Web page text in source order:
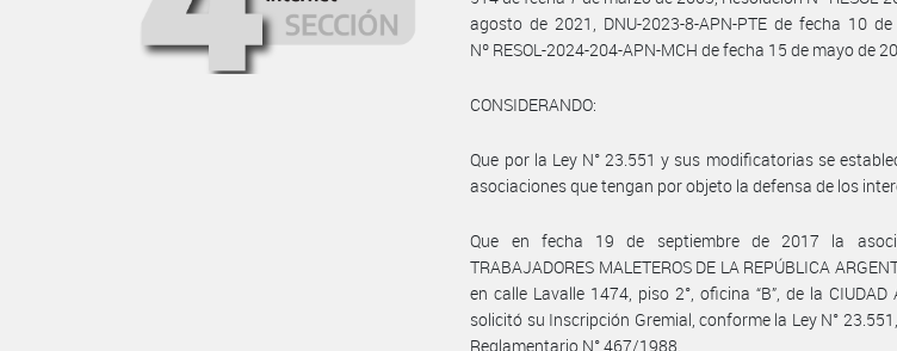
agosto de 2021, DNU-2023-8-APN-PTE de fecha 10
Nº RESOL-2024-204-APN-MCH de fecha 15 de mayo de
CONSIDERANDO:
Que por la Ley N° 23.551 y sus modificatorias se
asociaciones que tengan por objeto la defensa de los
Que en fecha 19 de septiembre de 2017 la
TRABAJADORES MALETEROS DE LA REPÚBLICA
en calle Lavalle 1474, piso 2°, oficina “B”, de la CIUDAD
solicitó su Inscripción Gremial, conforme la Ley N°
Reglamentario N° 467/1988.